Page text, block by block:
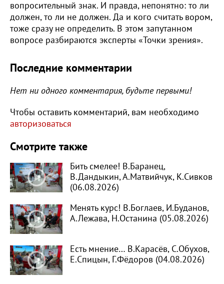
вопросительный знак. И правда, непонятно: то ли
должен, то ли не должен. Да и кого считать вором,
тоже сразу не определить. В этом запутанном
вопросе разбираются эксперты «Точки зрения».
Последние комментарии
Нет ни одного комментария, будьте первыми!
Чтобы оставить комментарий, вам необходимо
авторизоваться
Смотрите также
Бить смелее! В.Баранец,
В.Дандыкин, А.Матвийчук, К.Сивков
(06.08.2026)
Менять курс! В.Боглаев, И.Буданов,
А.Лежава, Н.Останина (05.08.2026)
Есть мнение… В.Карасёв, С.Обухов,
Е.Спицын, Г.Фёдоров (04.08.2026)